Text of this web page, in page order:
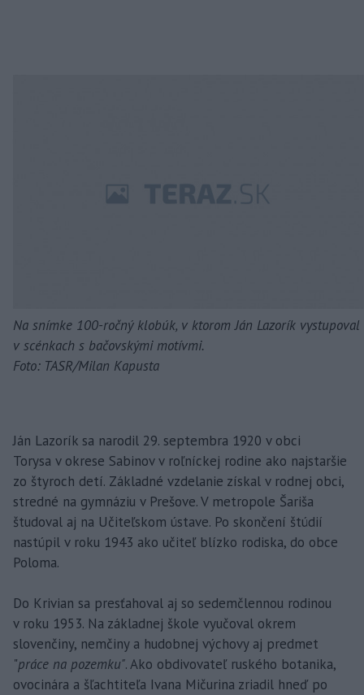
Na snímke 100-ročný klobúk, v ktorom Ján Lazorík vystupoval
v scénkach s bačovskými motívmi.
Foto: TASR/Milan Kapusta
Ján Lazorík sa narodil 29. septembra 1920 v obci
Torysa v okrese Sabinov v roľníckej rodine ako najstaršie
zo štyroch detí. Základné vzdelanie získal v rodnej obci,
stredné na gymnáziu v Prešove. V metropole Šariša
študoval aj na Učiteľskom ústave. Po skončení štúdií
nastúpil v roku 1943 ako učiteľ blízko rodiska, do obce
Poloma.
Do Krivian sa presťahoval aj so sedemčlennou rodinou
v roku 1953. Na základnej škole vyučoval okrem
slovenčiny, nemčiny a hudobnej výchovy aj predmet
"práce na pozemku". Ako obdivovateľ ruského botanika,
ovocinára a šľachtiteľa Ivana Mičurina zriadil hneď po